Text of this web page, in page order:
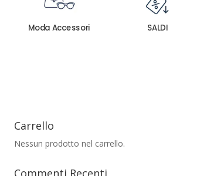
Moda Accessori SALDI
Carrello
Nessun prodotto nel carrello.
Commenti Recenti